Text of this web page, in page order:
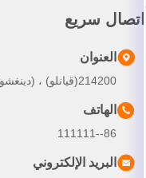
اتصال سريع
العنوان
214200(قيانلو) ، (دينغشو) ، (ييكسينغ) ، (جيانغسو) ، (الصين)
الهاتف
86--111111
البريد الإلكتروني